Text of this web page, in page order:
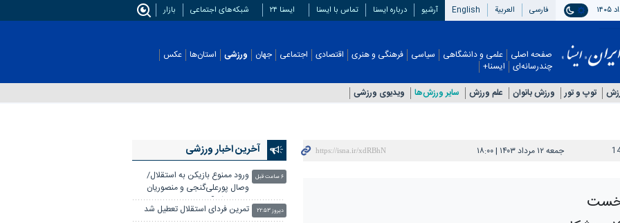
فارسی العربیة English آرشیو درباره ایسنا تماس با ایسنا ایسنا ۲۴ شبکه‌های اجتماعی بازار
صفحه اصلی علمی و دانشگاهی سیاسی فرهنگی و هنری اقتصادی اجتماعی جهان ورزشی
توپ و تور ورزش بانوان علم ورزش سایر ورزش‌ها ویدیوی ورزشی
استان‌ها عکس
چندرسانه‌ای ایسنا+
جمعه ۱۲ مرداد ۱۴۰۳ | ۱۸:۰۰
نخست
آخرین اخبار ورزشی
ورود ممنوع بازیکن به استقلال/
وصال پورعلی‌گنجی و منصوریان
منتفی شد؟
۶ ساعت قبل
تمرین فردای استقلال تعطیل شد دیروز ۲۲:۵۳